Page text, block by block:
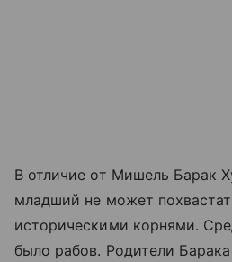
В отличие от Мишель Барак
младший не может
историческими корнями.
было рабов. Родители